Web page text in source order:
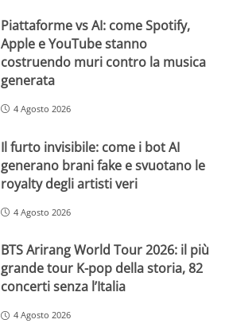
Piattaforme vs AI: come Spotify,
Apple e YouTube stanno
costruendo muri contro la musica
generata
4 Agosto 2026
Il furto invisibile: come i bot AI
generano brani fake e svuotano le
royalty degli artisti veri
4 Agosto 2026
BTS Arirang World Tour 2026: il più
grande tour K-pop della storia, 82
concerti senza l’Italia
4 Agosto 2026